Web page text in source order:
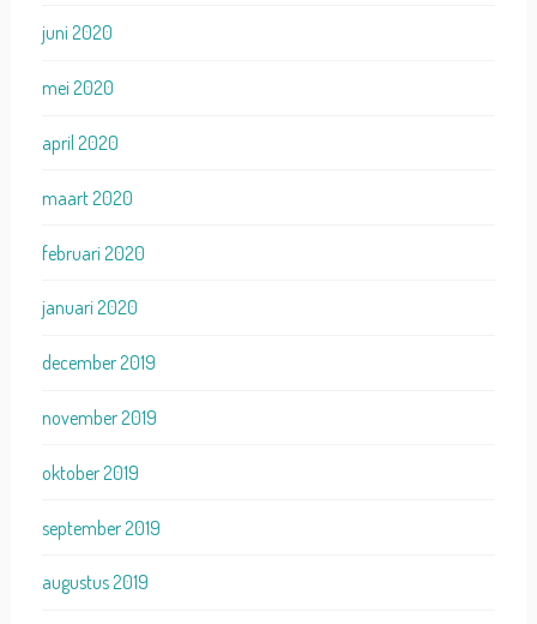
juni 2020
mei 2020
april 2020
maart 2020
februari 2020
januari 2020
december 2019
november 2019
oktober 2019
september 2019
augustus 2019